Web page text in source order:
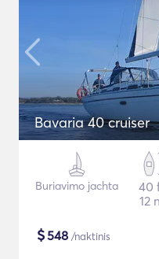
Bavaria 40 cruiser
Buriavimo jachta
40
12
$548 /naktinis